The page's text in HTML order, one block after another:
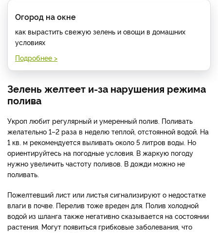
Огород на окне
как вырастить свежую зелень и овощи в домашних
условиях
Подробнее >
Зелень желтеет и-за нарушения режима
полива
Укроп любит регулярный и умеренный полив. Поливать
желательно 1–2 раза в неделю теплой, отстоянной водой. На
1 кв. м рекомендуется выливать около 5 литров воды. Но
ориентируйтесь на погодные условия. В жаркую погоду
нужно увеличить частоту поливов. В дожди можно не
поливать.
Пожелтевший лист или листья сигнализируют о недостатке
влаги в почве. Перелив тоже вреден для. Полив холодной
водой из шланга также негативно сказывается на состоянии
растения. Могут появиться грибковые заболевания, что